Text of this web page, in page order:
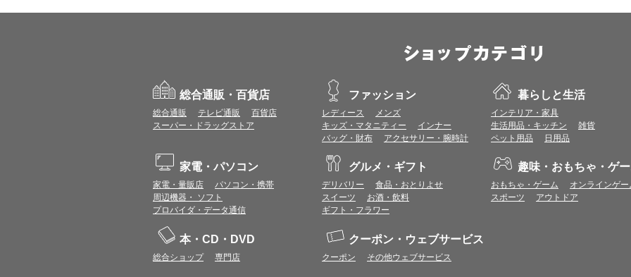
※上記環境範囲内であっても、ブラウザとOSの組み合わせにより、 一部表
すので、推奨ブラウザでのご利用をお願いいたします。
本サービスではCookieとJavaScriptの機能を使用している為、Cookieと
ポイント付与につきまして
ワールドプレゼントのポイント通常1倍分に加え、上乗せとなる1〜19倍分のポ
ントとして付与いたします。
プレミアムポイント付与の対象は、商品代金のみ（税・送料等を除く）となりま
プレミアムポイントの付与予定時期は、カードご利用代金のご請求月と異なる
とに異なりますので、各ショップのショップ詳細ページにてご確認ください。
200円のご利用につき1ポイントとして計算されるため、一部の法人カード等
が異なる場合があります。
商品購入後、購入内容等に変更があった場合は、プレミアムポイント付与の対
商品をキャンセル・返品した場合は、プレミアムポイント付与の対象となりませ
同一ショップで複数回ご利用される場合は、1回のご利用ごとにポイントUPモ
総合通販・百貨店
総合通販 テレビ通販
百貨店
スーパー・ドラッグストア
ファッション
レディース
メンズ
キッズ・マタニティー
インナー
バッグ・財布
アクセサリー・腕時計
暮らしと生活
インテリア・家具
生活用品・キッチン
雑貨
ペット用品
日用品
家電・パソコン
家電・量販店
パソコン・携帯
周辺機器・ ソフト
プロバイダ・データ通信
グルメ・ギフト
デリバリー
食品・おとりよせ
スイーツ
お酒・飲料
ギフト・フラワー
趣味・おもちゃ・ゲ
おもちゃ・ゲーム
オンラインゲー
スポーツ
アウトドア
本・CD・DVD
総合ショップ 専門店
クーポン・ウェブサービス
クーポン その他ウェブサービス